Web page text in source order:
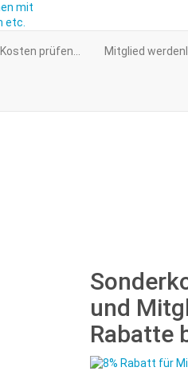
Kosten prüfen... Mitglied werden
und
Rabatte